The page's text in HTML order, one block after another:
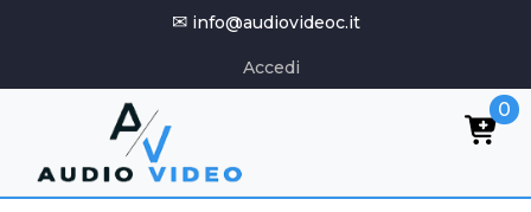
✉ info@audiovideoc.it
Accedi
0